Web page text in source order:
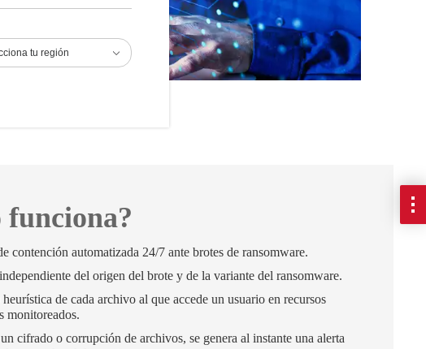
tu región
funciona?
contención automatizada 24/7 ante brotes de ransomware.
del origen del brote y de la variante del ransomware.
de cada archivo al que accede un usuario en recursos
monitoreados.
cifrado o corrupción de archivos, se genera al instante una alerta